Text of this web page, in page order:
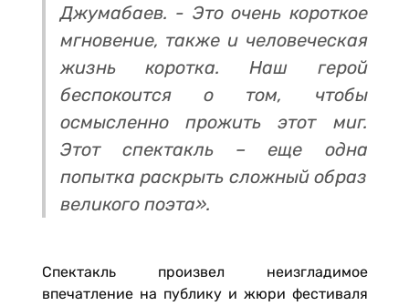
Джумабаев. - Это очень короткое
мгновение, также и человеческая
жизнь коротка. Наш герой
беспокоится о том, чтобы
осмысленно прожить этот миг.
Этот спектакль – еще одна
попытка раскрыть сложный образ
великого поэта».
Спектакль произвел неизгладимое
впечатление на публику и жюри фестиваля